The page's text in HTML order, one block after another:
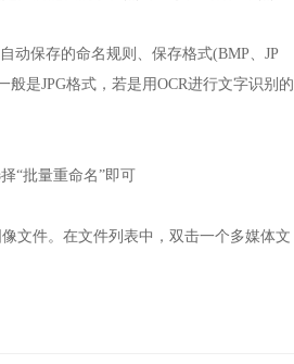
保存的命名规则、保存格式(BMP、JP
是JPG格式，若是用OCR进行文字识别的
“批量重命名”即可
文件。在文件列表中，双击一个多媒体文